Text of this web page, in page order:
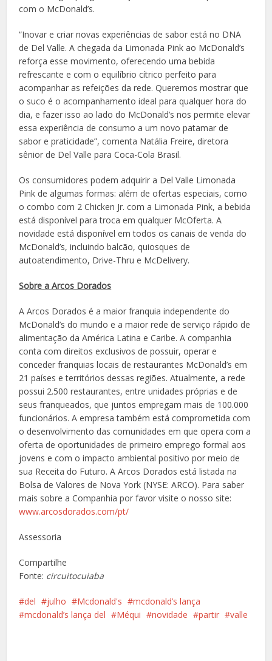
com o McDonald’s.
“Inovar e criar novas experiências de sabor está no DNA
de Del Valle. A chegada da Limonada Pink ao McDonald’s
reforça esse movimento, oferecendo uma bebida
refrescante e com o equilíbrio cítrico perfeito para
acompanhar as refeições da rede. Queremos mostrar que
o suco é o acompanhamento ideal para qualquer hora do
dia, e fazer isso ao lado do McDonald’s nos permite elevar
essa experiência de consumo a um novo patamar de
sabor e praticidade”, comenta Natália Freire, diretora
sênior de Del Valle para Coca-Cola Brasil.
Os consumidores podem adquirir a Del Valle Limonada
Pink de algumas formas: além de ofertas especiais, como
o combo com 2 Chicken Jr. com a Limonada Pink, a bebida
está disponível para troca em qualquer McOferta. A
novidade está disponível em todos os canais de venda do
McDonald’s, incluindo balcão, quiosques de
autoatendimento, Drive-Thru e McDelivery.
Sobre a Arcos Dorados
A Arcos Dorados é a maior franquia independente do
McDonald’s do mundo e a maior rede de serviço rápido de
alimentação da América Latina e Caribe. A companhia
conta com direitos exclusivos de possuir, operar e
conceder franquias locais de restaurantes McDonald’s em
21 países e territórios dessas regiões. Atualmente, a rede
possui 2.500 restaurantes, entre unidades próprias e de
seus franqueados, que juntos empregam mais de 100.000
funcionários. A empresa também está comprometida com
o desenvolvimento das comunidades em que opera com a
oferta de oportunidades de primeiro emprego formal aos
jovens e com o impacto ambiental positivo por meio de
sua Receita do Futuro. A Arcos Dorados está listada na
Bolsa de Valores de Nova York (NYSE: ARCO). Para saber
mais sobre a Companhia por favor visite o nosso site:
www.arcosdorados.com/pt/
Assessoria
Compartilhe
Fonte: circuitocuiaba
del julho Mcdonald's
mcdonald’s lança
mcdonald’s lança del
Méqui novidade partir valle